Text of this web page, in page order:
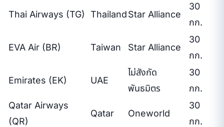
Thai Airways (TG) ThailandStar Alliance
30
กก.
EVA Air (BR) Taiwan Star Alliance
30
กก.
Emirates (EK) UAE
ไม่สังกัด
พันธมิตร
30
กก.
Qatar Airways
(QR)
Qatar Oneworld
30
กก.